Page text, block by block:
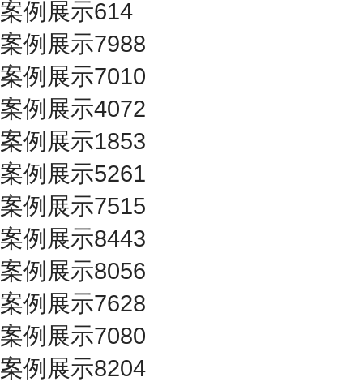
案例展示614
案例展示7988
案例展示7010
案例展示4072
案例展示1853
案例展示5261
案例展示7515
案例展示8443
案例展示8056
案例展示7628
案例展示7080
案例展示8204